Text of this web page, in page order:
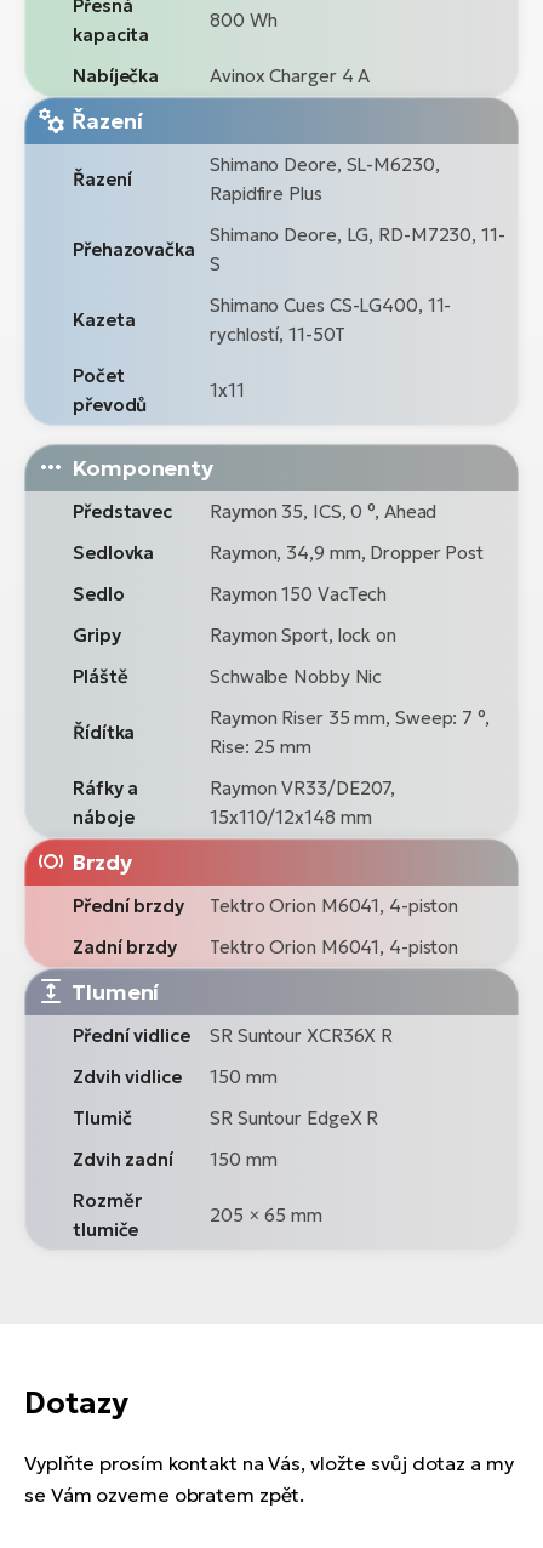
Přesná
kapacita
800 Wh
Nabíječka Avinox Charger 4 A
Řazení
Řazení
Shimano Deore, SL-M6230,
Rapidfire Plus
Přehazovačka
Shimano Deore, LG, RD-M7230, 11-
S
Kazeta
Shimano Cues CS-LG400, 11-
rychlostí, 11-50T
Počet
převodů
1x11
Komponenty
Představec
Raymon 35, ICS, 0 °, Ahead
Sedlovka
Raymon, 34,9 mm, Dropper Post
Sedlo
Raymon 150 VacTech
Gripy
Raymon Sport, lock on
Pláště
Schwalbe Nobby Nic
Řídítka
Raymon Riser 35 mm, Sweep: 7 °,
Rise: 25 mm
Ráfky a
náboje
Raymon VR33/DE207,
15x110/12x148 mm
Brzdy
Přední brzdy
Tektro Orion M6041, 4-piston
Zadní brzdy
Tektro Orion M6041, 4-piston
Tlumení
Přední vidlice
SR Suntour XCR36X R
Zdvih vidlice
150 mm
Tlumič
SR Suntour EdgeX R
Zdvih zadní
150 mm
Rozměr
tlumiče
205 × 65 mm
Dotazy
Vyplňte prosím kontakt na Vás, vložte svůj dotaz a my
se Vám ozveme obratem zpět.